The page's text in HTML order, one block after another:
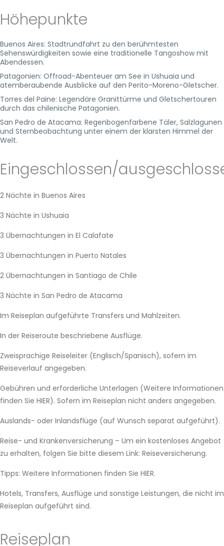
Höhepunkte
Buenos Aires: Stadtrundfahrt zu den berühmtesten
Sehenswürdigkeiten sowie eine traditionelle Tangoshow mit
Abendessen.
Patagonien: Offroad-Abenteuer am See in Ushuaia und
atemberaubende Ausblicke auf den Perito-Moreno-Gletscher.
Torres del Paine: Legendäre Granittürme und Gletschertouren
durch das chilenische Patagonien.
San Pedro de Atacama: Regenbogenfarbene Täler, Salzlagunen
und Sternbeobachtung unter einem der klarsten Himmel der
Welt.
Eingeschlossen/
2 Nächte in Buenos Aires
3 Nächte in Ushuaia
3 Übernachtungen in El Calafate
3 Übernachtungen in Puerto Natales
2 Übernachtungen in Santiago de Chile
3 Nächte in San Pedro de Atacama
Im Reiseplan aufgeführte Transfers und Mahlzeiten.
In der Reiseroute beschriebene Ausflüge.
Zweisprachige Reiseleiter (Englisch/Spanisch), sofern im
Reiseverlauf angegeben.
Gebühren und erforderliche Unterlagen (Weitere Informationen
finden Sie HIER). Sofern im Reiseplan nicht anders angegeben.
Auslands- oder Inlandsflüge (auf Wunsch separat aufgeführt).
Reise- und Krankenversicherung – Um ein kostenloses Angebot
zu erhalten, folgen Sie bitte diesem Link: Reiseversicherung.
Tipps: Weitere Informationen finden Sie HIER.
Hotels, Transfers, Ausflüge und sonstige Leistungen, die nicht im
Reiseplan aufgeführt sind.
Reiseplan